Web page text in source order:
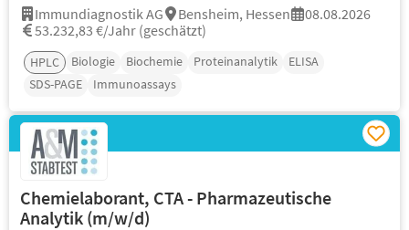
Immundiagnostik AG Bensheim, Hessen
08.08.2026
53.232,83 €/Jahr (geschätzt)
HPLC Biologie Biochemie Proteinanalytik
ELISA
SDS-PAGE
Immunoassays
Chemielaborant, CTA - Pharmazeutische
Analytik (m/w/d)